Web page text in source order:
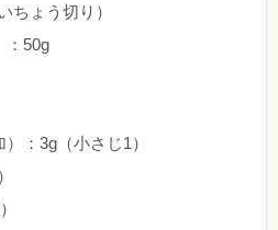
ちょう切り）
：50g
：3g（小さじ1）